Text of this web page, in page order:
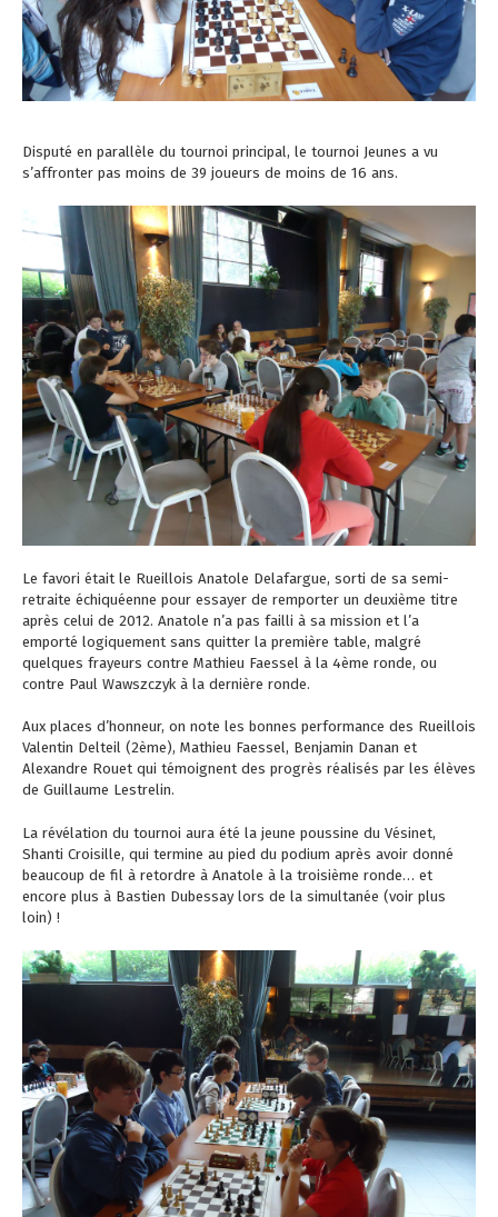
Disputé en parallèle du tournoi principal, le tournoi Jeunes a vu
s’affronter pas moins de 39 joueurs de moins de 16 ans.
Le favori était le Rueillois Anatole Delafargue, sorti de sa semi-
retraite échiquéenne pour essayer de remporter un deuxième titre
après celui de 2012. Anatole n’a pas failli à sa mission et l’a
emporté logiquement sans quitter la première table, malgré
quelques frayeurs contre Mathieu Faessel à la 4ème ronde, ou
contre Paul Wawszczyk à la dernière ronde.
Aux places d’honneur, on note les bonnes performance des Rueillois
Valentin Delteil (2ème), Mathieu Faessel, Benjamin Danan et
Alexandre Rouet qui témoignent des progrès réalisés par les élèves
de Guillaume Lestrelin.
La révélation du tournoi aura été la jeune poussine du Vésinet,
Shanti Croisille, qui termine au pied du podium après avoir donné
beaucoup de fil à retordre à Anatole à la troisième ronde… et
encore plus à Bastien Dubessay lors de la simultanée (voir plus
loin) !